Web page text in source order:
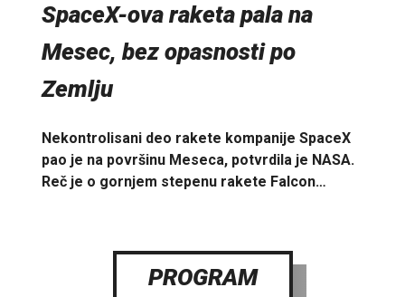
SpaceX-ova raketa pala na
Mesec, bez opasnosti po
Zemlju
Nekontrolisani deo rakete kompanije SpaceX
pao je na površinu Meseca, potvrdila je NASA.
Reč je o gornjem stepenu rakete Falcon…
PROGRAM